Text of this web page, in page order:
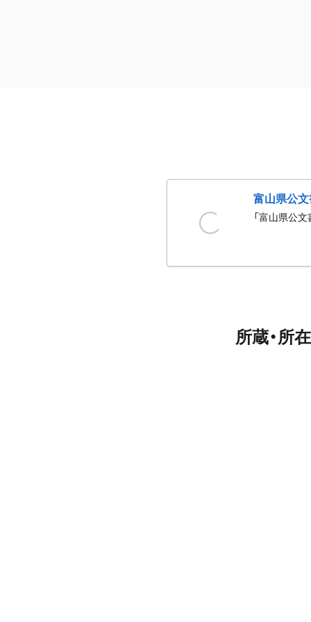
富山県公
「富山県公
所蔵・所在